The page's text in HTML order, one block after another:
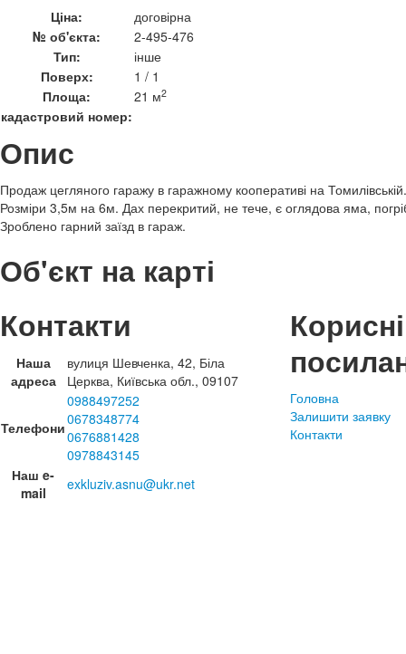
Ціна:
договірна
№ об'єкта:
2-495-476
Тип:
інше
Поверх:
1 / 1
Площа:
21 м2
кадастровий номер:
Опис
Продаж цегляного гаражу в гаражному кооперативі на Томилівській.
Розміри 3,5м на 6м. Дах перекритий, не тече, є оглядова яма,
Зроблено гарний заїзд в гараж.
Об'єкт на карті
Контакти
Наша
адреса
вулиця Шевченка, 42, Біла
Церква, Київська обл., 09107
Телефони
0988497252
0678348774
0676881428
0978843145
Наш e-
mail
exkluziv.asnu@ukr.net
Корисні
Головна
Залишити заявку
Контакти